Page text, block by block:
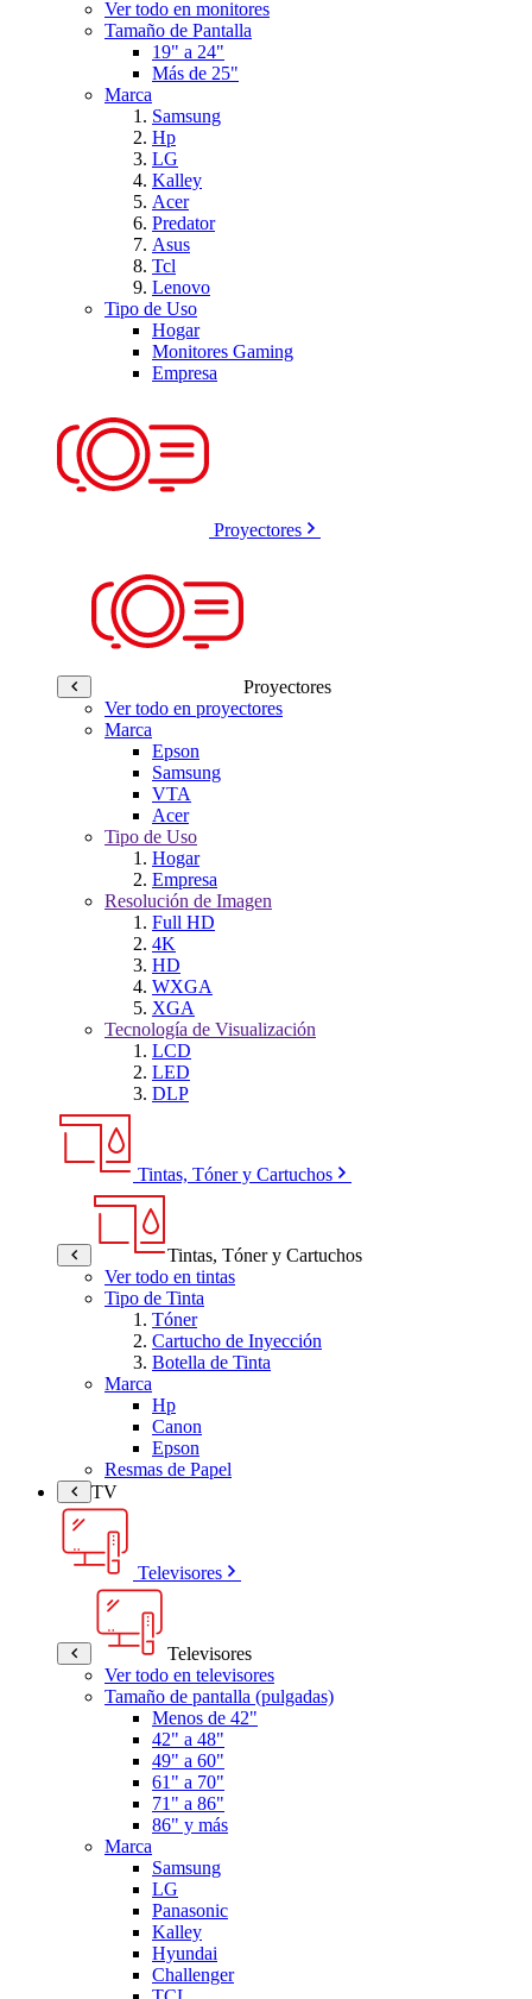
Ver todo en monitores
Tamaño de Pantalla
19" a 24"
Más de 25"
Marca
Samsung
Hp
LG
Kalley
Acer
Predator
Asus
Tcl
Lenovo
Tipo de Uso
Hogar
Monitores Gaming
Empresa
Proyectores
Proyectores
Ver todo en proyectores
Marca
Epson
Samsung
VTA
Acer
Tipo de Uso
Hogar
Empresa
Resolución de Imagen
Full HD
4K
HD
WXGA
XGA
Tecnología de Visualización
LCD
LED
DLP
Tintas, Tóner y Cartuchos
Tintas, Tóner y Cartuchos
Ver todo en tintas
Tipo de Tinta
Tóner
Cartucho de Inyección
Botella de Tinta
Marca
Hp
Canon
Epson
Resmas de Papel
TV
Televisores
Televisores
Ver todo en televisores
Tamaño de pantalla (pulgadas)
Menos de 42"
42" a 48"
49" a 60"
61" a 70"
71" a 86"
86" y más
Marca
Samsung
LG
Panasonic
Kalley
Hyundai
Challenger